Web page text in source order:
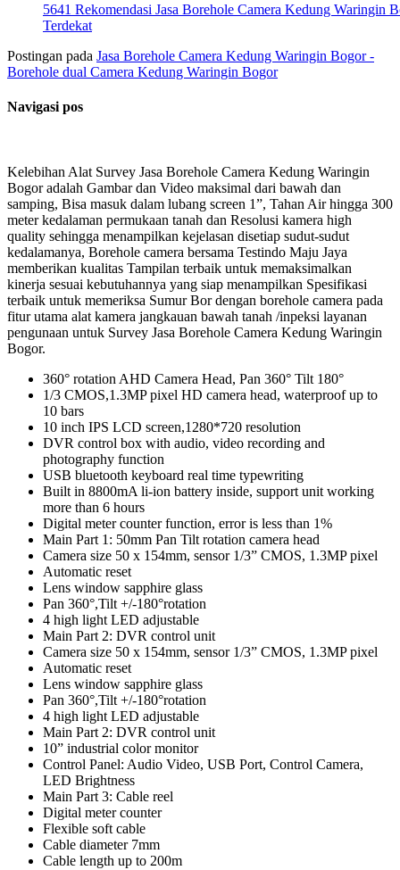
5641 Rekomendasi Jasa Borehole Camera Kedung Waringin
Terdekat
Postingan pada Jasa Borehole Camera Kedung Waringin Bogor -
Borehole dual Camera Kedung Waringin Bogor
Navigasi pos
Kelebihan Alat Survey Jasa Borehole Camera Kedung Waringin
Bogor adalah Gambar dan Video maksimal dari bawah dan
samping, Bisa masuk dalam lubang screen 1”, Tahan Air hingga 300
meter kedalaman permukaan tanah dan Resolusi kamera high
quality sehingga menampilkan kejelasan disetiap sudut-sudut
kedalamanya, Borehole camera bersama Testindo Maju Jaya
memberikan kualitas Tampilan terbaik untuk memaksimalkan
kinerja sesuai kebutuhannya yang siap menampilkan Spesifikasi
terbaik untuk memeriksa Sumur Bor dengan borehole camera pada
fitur utama alat kamera jangkauan bawah tanah /inpeksi layanan
pengunaan untuk Survey Jasa Borehole Camera Kedung Waringin
Bogor.
360° rotation AHD Camera Head, Pan 360° Tilt 180°
1/3 CMOS,1.3MP pixel HD camera head, waterproof up to
10 bars
10 inch IPS LCD screen,1280*720 resolution
DVR control box with audio, video recording and
photography function
USB bluetooth keyboard real time typewriting
Built in 8800mA li-ion battery inside, support unit working
more than 6 hours
Digital meter counter function, error is less than 1%
Main Part 1: 50mm Pan Tilt rotation camera head
Camera size 50 x 154mm, sensor 1/3” CMOS, 1.3MP pixel
Automatic reset
Lens window sapphire glass
Pan 360°,Tilt +/-180°rotation
4 high light LED adjustable
Main Part 2: DVR control unit
Camera size 50 x 154mm, sensor 1/3” CMOS, 1.3MP pixel
Automatic reset
Lens window sapphire glass
Pan 360°,Tilt +/-180°rotation
4 high light LED adjustable
Main Part 2: DVR control unit
10” industrial color monitor
Control Panel: Audio Video, USB Port, Control Camera,
LED Brightness
Main Part 3: Cable reel
Digital meter counter
Flexible soft cable
Cable diameter 7mm
Cable length up to 200m